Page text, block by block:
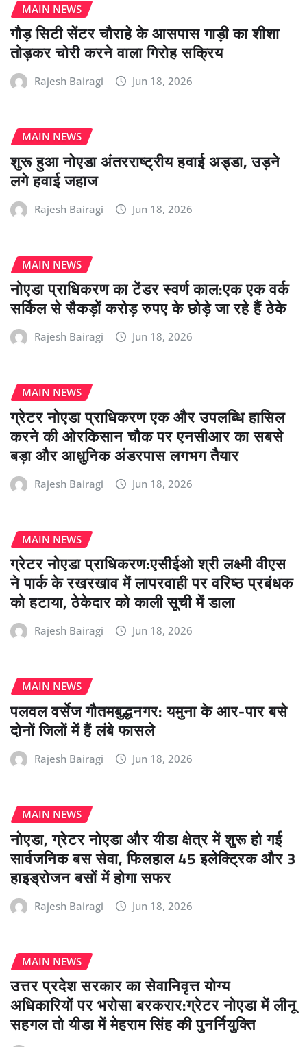
MAIN NEWS
गौड़ सिटी सेंटर चौराहे के आसपास गाड़ी का शीशा
तोड़कर चोरी करने वाला गिरोह सक्रिय
Rajesh Bairagi Jun 18, 2026
MAIN NEWS
शुरू हुआ नोएडा अंतरराष्ट्रीय हवाई अड्डा, उड़ने
लगे हवाई जहाज
Rajesh Bairagi Jun 18, 2026
MAIN NEWS
नोएडा प्राधिकरण का टेंडर स्वर्ण काल:एक एक वर्क
सर्किल से सैकड़ों करोड़ रुपए के छोड़े जा रहे हैं ठेके
Rajesh Bairagi Jun 18, 2026
MAIN NEWS
ग्रेटर नोएडा प्राधिकरण एक और उपलब्धि हासिल
करने की ओरकिसान चौक पर एनसीआर का सबसे
बड़ा और आधुनिक अंडरपास लगभग तैयार
Rajesh Bairagi Jun 18, 2026
MAIN NEWS
ग्रेटर नोएडा प्राधिकरण:एसीईओ श्री लक्ष्मी वीएस
ने पार्क के रखरखाव में लापरवाही पर वरिष्ठ प्रबंधक
को हटाया, ठेकेदार को काली सूची में डाला
Rajesh Bairagi Jun 18, 2026
MAIN NEWS
पलवल वर्सेज गौतमबुद्धनगर: यमुना के आर-पार बसे
दोनों जिलों में हैं लंबे फासले
Rajesh Bairagi Jun 18, 2026
MAIN NEWS
नोएडा, ग्रेटर नोएडा और यीडा क्षेत्र में शुरू हो गई
सार्वजनिक बस सेवा, फिलहाल 45 इलेक्ट्रिक और 3
हाइड्रोजन बसों में होगा सफर
Rajesh Bairagi Jun 18, 2026
MAIN NEWS
उत्तर प्रदेश सरकार का सेवानिवृत्त योग्य
अधिकारियों पर भरोसा बरकरार:ग्रेटर नोएडा में लीनू
सहगल तो यीडा में मेहराम सिंह की पुनर्नियुक्ति